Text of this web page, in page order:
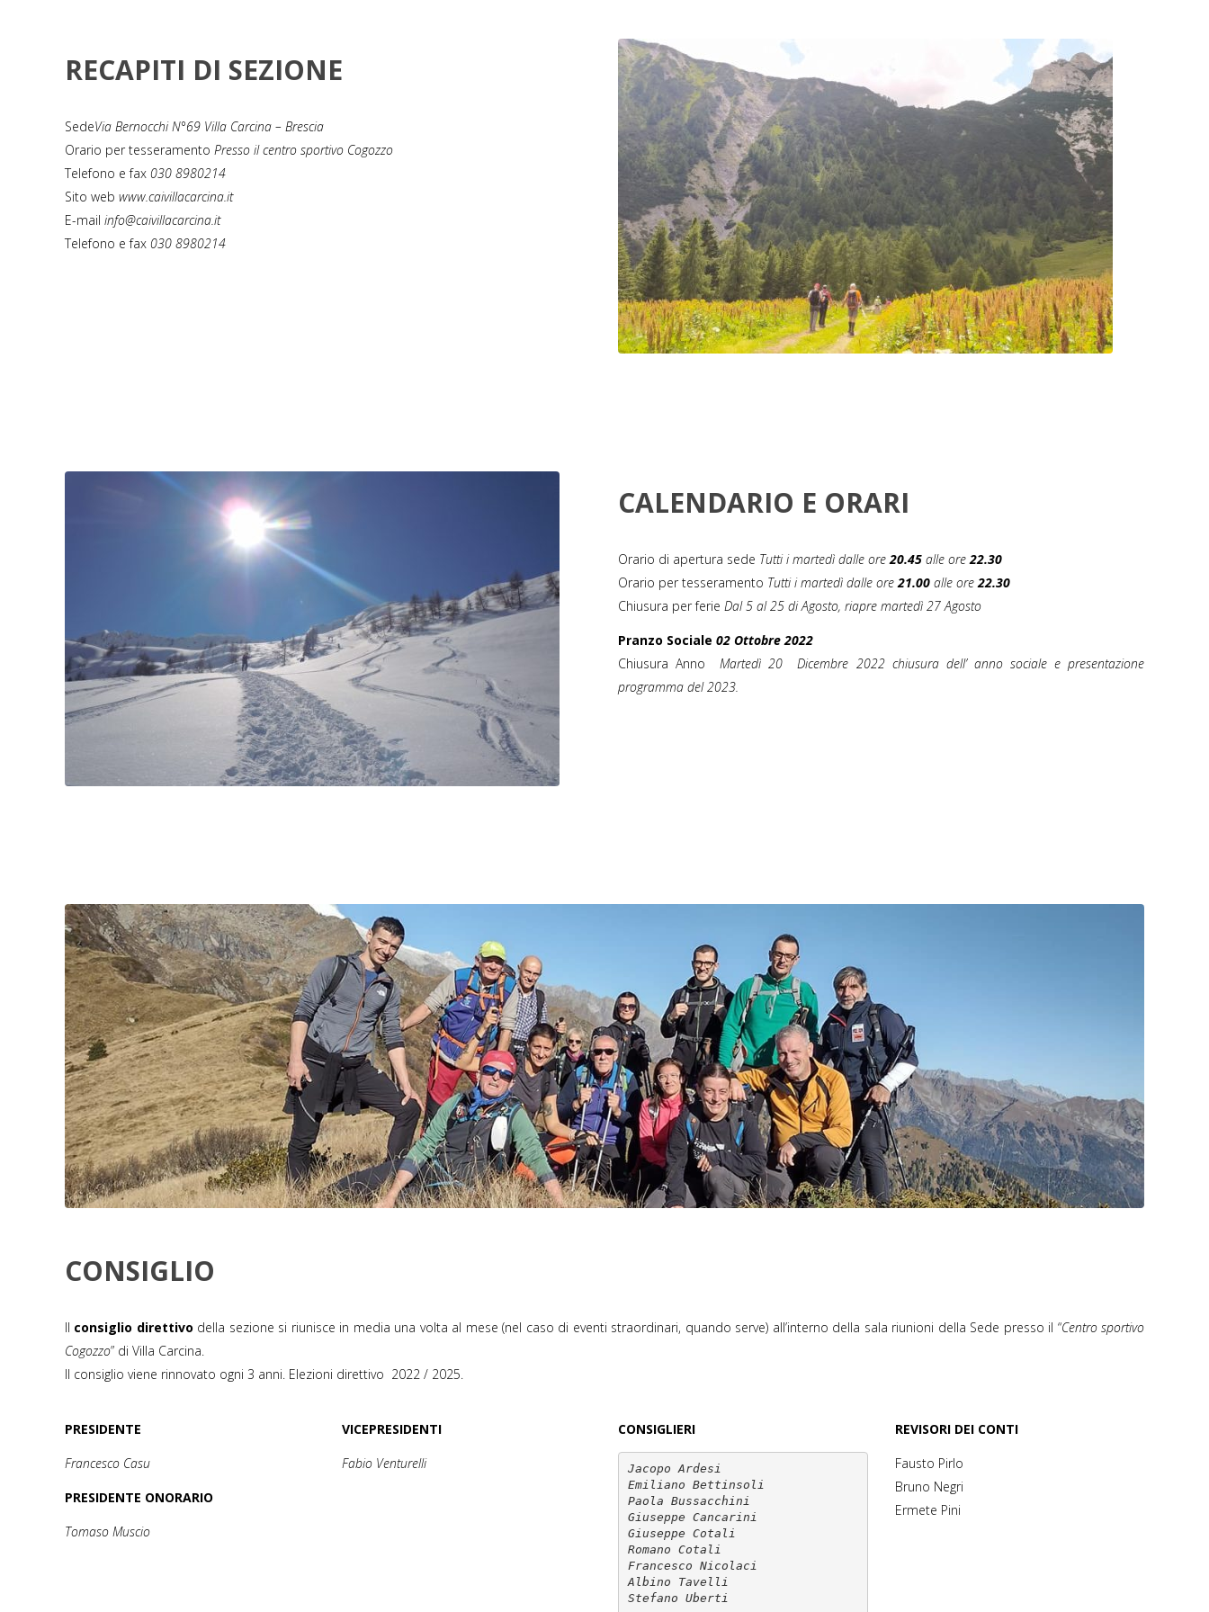
RECAPITI DI SEZIONE
SedeVia Bernocchi N°69 Villa Carcina – Brescia
Orario per tesseramento Presso il centro sportivo Cogozzo
Telefono e fax 030 8980214
Sito web www.caivillacarcina.it
E-mail info@caivillacarcina.it
Telefono e fax 030 8980214
CALENDARIO E ORARI
Orario di apertura sede Tutti i martedì dalle ore20.45 alle ore22.30
Orario per tesseramento Tutti i martedì dalle ore21.00 alle ore22.30
Chiusura per ferie Dal 5 al 25 di Agosto, riapre martedì 27 Agosto
Pranzo Sociale 02 Ottobre 2022
Chiusura AnnoMartedì 20 Dicembre 2022 chiusura dell’ anno sociale e presentazione
programma del 2023.
CONSIGLIO
Il consiglio direttivo della sezione si riunisce in media una volta al mese (nel caso di eventi straordinari, quando serve) all’interno della sala riunioni della Sede presso il “Centro sportivo
Cogozzo” di Villa Carcina.
Il consiglio viene rinnovato ogni 3 anni. Elezioni direttivo 2022 / 2025.
PRESIDENTE
Francesco Casu
PRESIDENTE ONORARIO
Tomaso Muscio
VICEPRESIDENTI
Fabio Venturelli
CONSIGLIERI
Jacopo Ardesi
Emiliano Bettinsoli
Paola Bussacchini
Giuseppe Cancarini
Giuseppe Cotali
Romano Cotali
Francesco Nicolaci
Albino Tavelli
Stefano Uberti
REVISORI DEI CONTI
Fausto Pirlo
Bruno Negri
Ermete Pini